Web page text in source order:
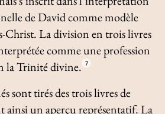
de David comme modèle
Christ. La division en trois livres
comme une profession
la Trinité divine. 7
sont tirés des trois livres de
ainsi un aperçu représentatif. La